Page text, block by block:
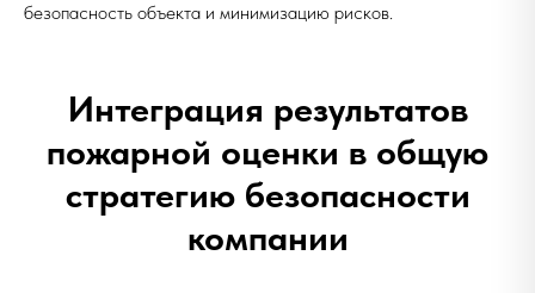
безопасность объекта и минимизацию рисков.
Интеграция результатов
пожарной оценки в общую
стратегию безопасности
компании